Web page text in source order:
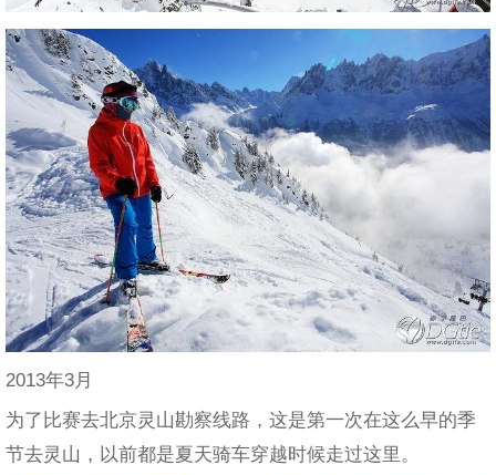
2013年3月
为了比赛去北京灵山勘察线路，这是第一次在这么早的季
节去灵山，以前都是夏天骑车穿越时候走过这里。